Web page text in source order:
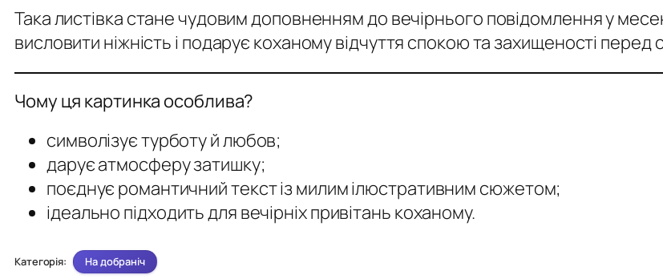
Така листівка стане чудовим доповненням до вечірнього повідомлення у
висловити ніжність і подарує коханому відчуття спокою та захищеності перед
Чому ця картинка особлива?
символізує турботу й любов;
дарує атмосферу затишку;
поєднує романтичний текст із милим ілюстративним сюжетом;
ідеально підходить для вечірніх привітань коханому.
Категорія: На добраніч